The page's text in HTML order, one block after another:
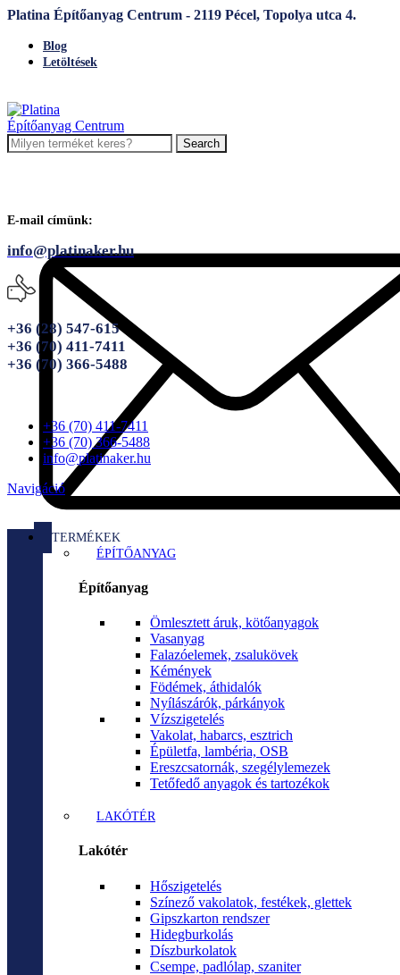
Platina Építőanyag Centrum - 2119 Pécel, Topolya utca 4.
Blog
Letöltések
Search
E-mail címünk:
info@platinaker.hu
+36 (28) 547-615
+36 (70) 411-7411
+36 (70) 366-5488
+36 (70) 411-7411
+36 (70) 366-5488
info@platinaker.hu
Navigáció
TERMÉKEK
ÉPÍTŐANYAG
Építőanyag
Ömlesztett áruk, kötőanyagok
Vasanyag
Falazóelemek, zsalukövek
Kémények
Födémek, áthidalók
Nyílászárók, párkányok
Vízszigetelés
Vakolat, habarcs, esztrich
Épületfa, lambéria, OSB
Ereszcsatornák, szegélylemezek
Tetőfedő anyagok és tartozékok
LAKÓTÉR
Lakótér
Hőszigetelés
Színező vakolatok, festékek, glettek
Gipszkarton rendszer
Hidegburkolás
Díszburkolatok
Csempe, padlólap, szaniter